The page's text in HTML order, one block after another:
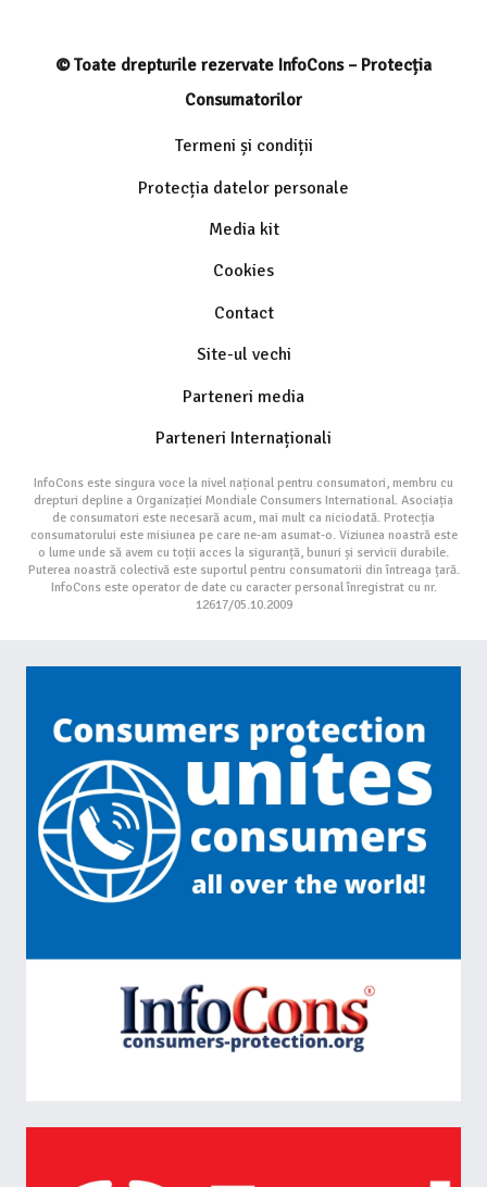
© Toate drepturile rezervate InfoCons – Protecția
Consumatorilor
Termeni și condiții
Protecția datelor personale
Media kit
Cookies
Contact
Site-ul vechi
Parteneri media
Parteneri Internaționali
InfoCons este singura voce la nivel național pentru consumatori, membru cu
drepturi depline a Organizației Mondiale Consumers International. Asociația
de consumatori este necesară acum, mai mult ca niciodată. Protecția
consumatorului este misiunea pe care ne-am asumat-o. Viziunea noastră este
o lume unde să avem cu toții acces la siguranță, bunuri și servicii durabile.
Puterea noastră colectivă este suportul pentru consumatorii din întreaga țară.
InfoCons este operator de date cu caracter personal înregistrat cu nr.
12617/05.10.2009